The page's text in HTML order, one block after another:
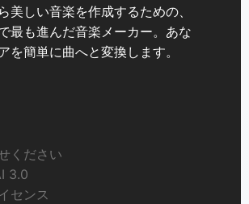
美しい音楽を作成するための、
最も進んだ音楽メーカー。あな
を簡単に曲へと変換します。
ください
3.0
センス